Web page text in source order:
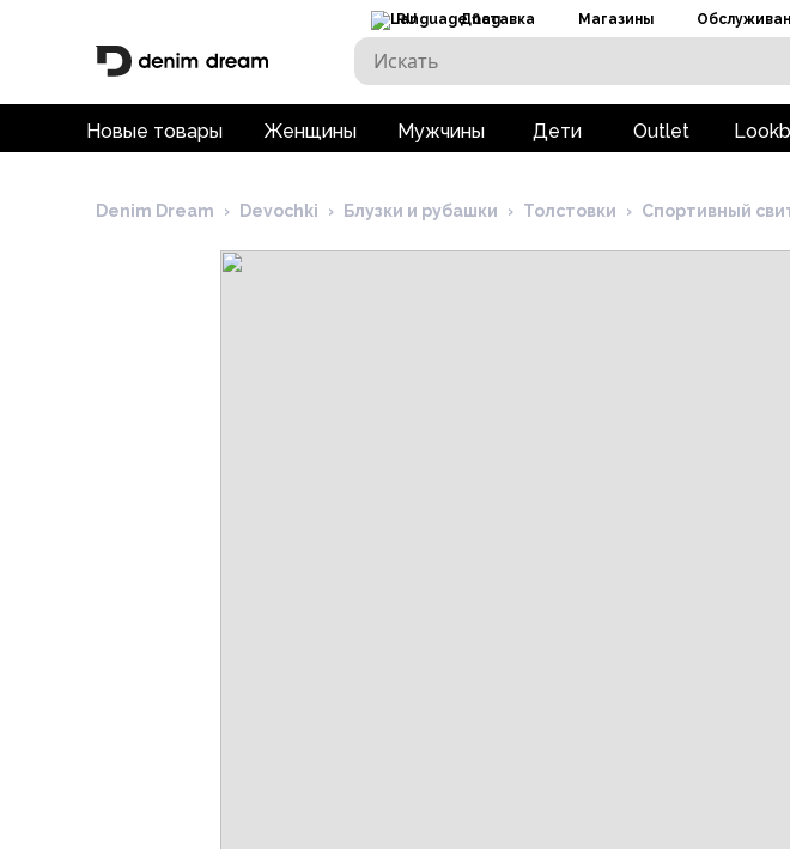
RU Доставка Магазины
Новые товары Женщины Мужчины Дети Outlet
Denim Dream › Devochki › Блузки и рубашки › Толстовки › Cпортивный